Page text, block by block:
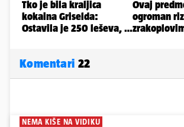
Komentari 22
NEMA KIŠE NA VIDIKU